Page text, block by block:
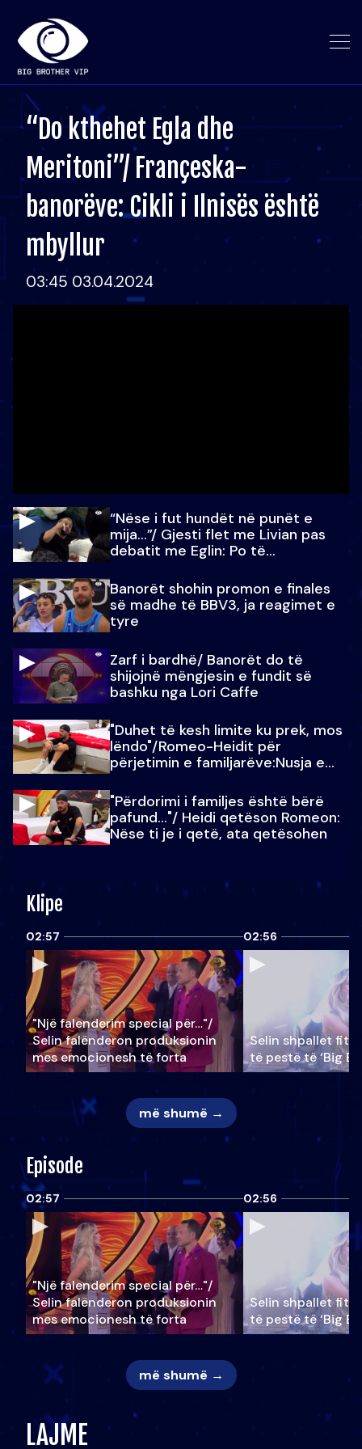
“Do kthehet Egla dhe
Meritoni”/ Françeska-
banorëve: Cikli i Ilnisës është
mbyllur
03:45 03.04.2024
“Nëse i fut hundët në punët e
mija…”/ Gjesti flet me Livian pas
debatit me Eglin: Po të
Banorët shohin promon e finales
së madhe të BBV3, ja reagimet e
tyre
Zarf i bardhë/ Banorët do të
shijojnë mëngjesin e fundit së
bashku nga Lori Caffe
"Duhet të kesh limite ku prek, mos
lëndo"/Romeo-Heidit për
përjetimin e familjarëve:Nusja e
"Përdorimi i familjes është bërë
pafund…"/ Heidi qetëson Romeon:
Nëse ti je i qetë, ata qetësohen
Klipe
02:57
"Një falenderim special për…"/
Selin falënderon produksionin
mes emocionesh të forta
02:56
Selin shpallet
të pestë të ‘Big
më shumë →
Episode
02:57
"Një falenderim special për…"/
Selin falënderon produksionin
mes emocionesh të forta
02:56
Selin shpallet
të pestë të ‘Big
më shumë →
LAJME